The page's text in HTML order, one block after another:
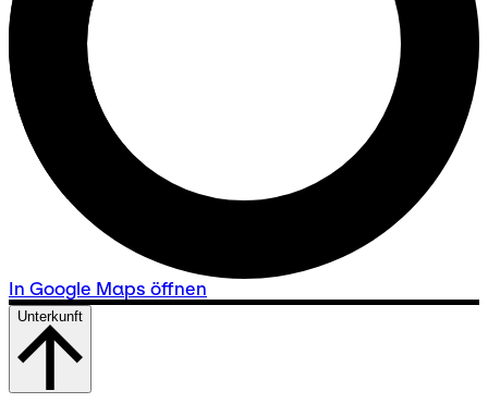
In Google Maps öffnen
Unterkunft